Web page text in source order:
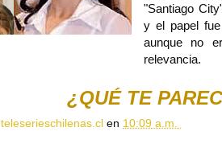
"Santiago
y el papel
aunque no
relevancia.
¿QUÉ TE
teleserieschilenas.cl en 10:09 a.m.